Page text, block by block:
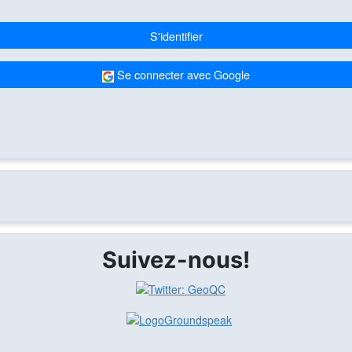
S'identifier
Se connecter avec Google
Suivez-nous!